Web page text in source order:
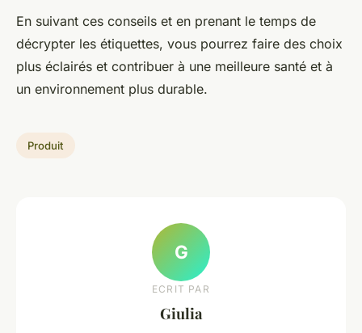
En suivant ces conseils et en prenant le temps de
décrypter les étiquettes, vous pourrez faire des choix
plus éclairés et contribuer à une meilleure santé et à
un environnement plus durable.
Produit
G
ECRIT PAR
Giulia